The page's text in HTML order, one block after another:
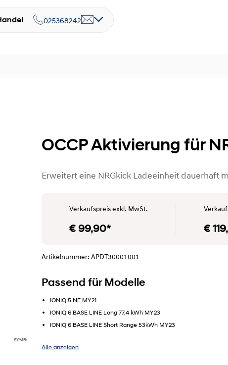
025368242
SYMBOLFOTO"
OCCP Aktivierung für
Erweitert eine NRGkick Ladeeinheit dauerhaft
Verkaufspreis exkl. MwSt.
€ 99,90* €
Artikelnummer: APDT30001001
Passend für Modelle
IONIQ 5 NE MY21
IONIQ 6 BASE LINE Long 77,4 kWh MY23
IONIQ 6 BASE LINE Short Range 53kWh MY23
Alle anzeigen